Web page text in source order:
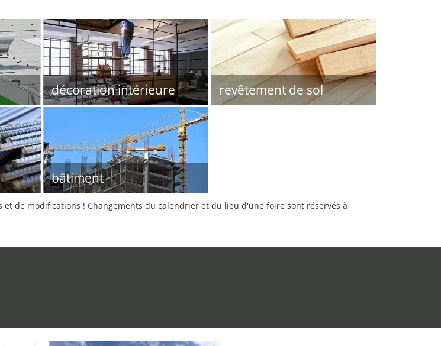
décoration intérieure revêtement de sol
bâtiment
de modifications ! Changements du calendrier et du lieu d'une foire sont réservés à